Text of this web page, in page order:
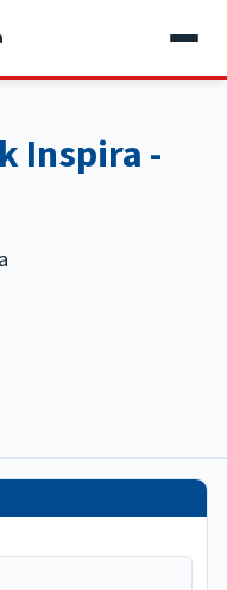
Inspira -